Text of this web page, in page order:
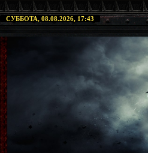
СУББОТА, 08.08.2026, 17:43